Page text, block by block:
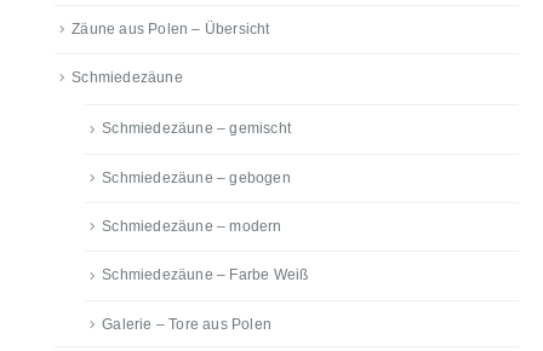
Zäune aus Polen – Übersicht
Schmiedezäune
Schmiedezäune – gemischt
Schmiedezäune – gebogen
Schmiedezäune – modern
Schmiedezäune – Farbe Weiß
Galerie – Tore aus Polen